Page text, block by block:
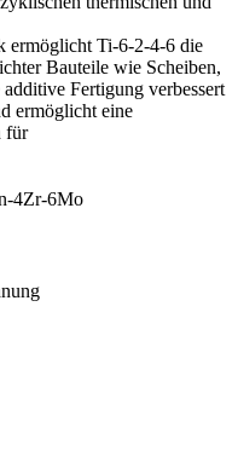
ermöglicht Ti-6-2-4-6 die
Bauteile wie Scheiben,
Fertigung verbessert
ermöglicht eine
für
4Zr-6Mo